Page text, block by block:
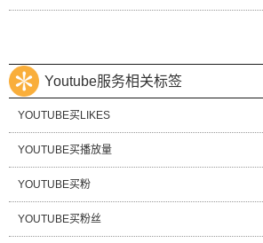
Youtube服务相关标签
YOUTUBE买LIKES
YOUTUBE买播放量
YOUTUBE买粉
YOUTUBE买粉丝